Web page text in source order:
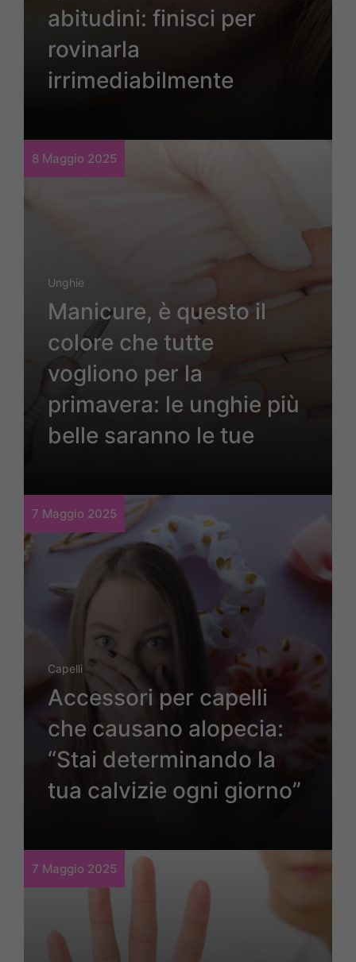
abitudini: finisci per
rovinarla
irrimediabilmente
8 Maggio 2025
Unghie
Manicure, è questo il
colore che tutte
vogliono per la
primavera: le unghie più
belle saranno le tue
7 Maggio 2025
Capelli
Accessori per capelli
che causano alopecia:
“Stai determinando la
tua calvizie ogni giorno”
7 Maggio 2025